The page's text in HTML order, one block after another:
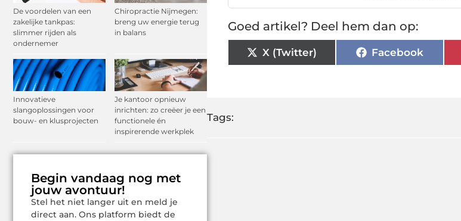
De voordelen van een
zakelijke tankpas:
slimmer rijden als
ondernemer
Chiropractie Nijmegen:
breng uw energie terug
in balans
Innovatieve
slangoplossingen voor
bouw- en klusprojecten
Je kantoor opnieuw
inrichten: zo creëer je een
functionele én
inspirerende werkplek
Begin vandaag nog met
jouw avontuur!
Stel het niet langer uit en meld je
direct aan. Ons platform biedt de
Goed artikel? Deel hem dan op:
X (Twitter) Facebook
Tags: